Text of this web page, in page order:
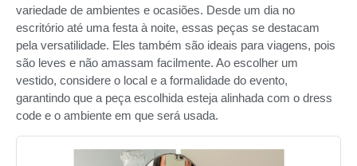
variedade de ambientes e ocasiões. Desde um dia no
escritório até uma festa à noite, essas peças se destacam
pela versatilidade. Eles também são ideais para viagens, pois
são leves e não amassam facilmente. Ao escolher um
vestido, considere o local e a formalidade do evento,
garantindo que a peça escolhida esteja alinhada com o dress
code e o ambiente em que será usada.